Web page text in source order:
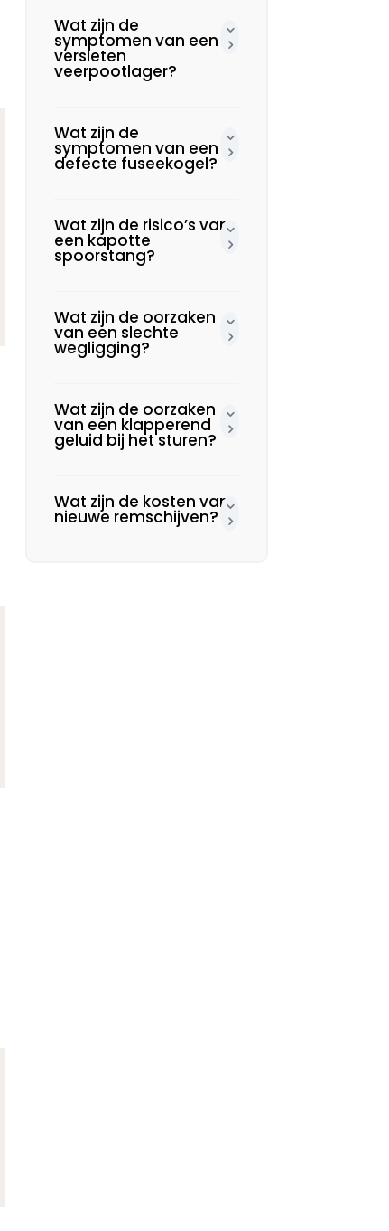
Wat zijn de
symptomen van een
versleten
veerpootlager?
Wat zijn de
symptomen van een
defecte fuseekogel?
Wat zijn de risico’s van
een kapotte
spoorstang?
Wat zijn de oorzaken
van een slechte
wegligging?
Wat zijn de oorzaken
van een klapperend
geluid bij het sturen?
Wat zijn de kosten van
nieuwe remschijven?